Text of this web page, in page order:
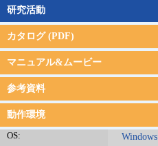
講習会概要
講習会日程
研究活動
研究活動
カタログ (PDF)
CONFLEX
CONFLEX DOCK
Gaussian&GaussView
Amber
ChemDraw
受託計算
サポート・講習会
マニュアル&ムービー
CONFLEX & DOCKマニュアル
CONFLEX & DOCKムービー
Gaussian日本語マニュアル
Amber日本語チュートリアル
参考資料
CONFLEX&Gaussian連携
文献
現代化学サンプル分子
動作環境
OS: Windows